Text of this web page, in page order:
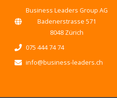
Business Leaders Group AG
Badenerstrasse 571
8048 Zürich
075 444 74 74
info@business-leaders.ch